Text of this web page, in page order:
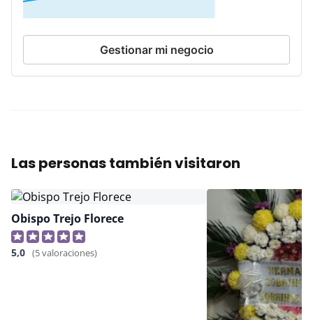
Gestionar mi negocio
Las personas también visitaron
Obispo Trejo Florece
5,0 (5 valoraciones)